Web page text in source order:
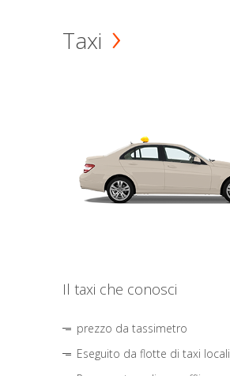
Taxi
Il taxi che conosci
prezzo da tassimetro
Eseguito da flotte di taxi locali